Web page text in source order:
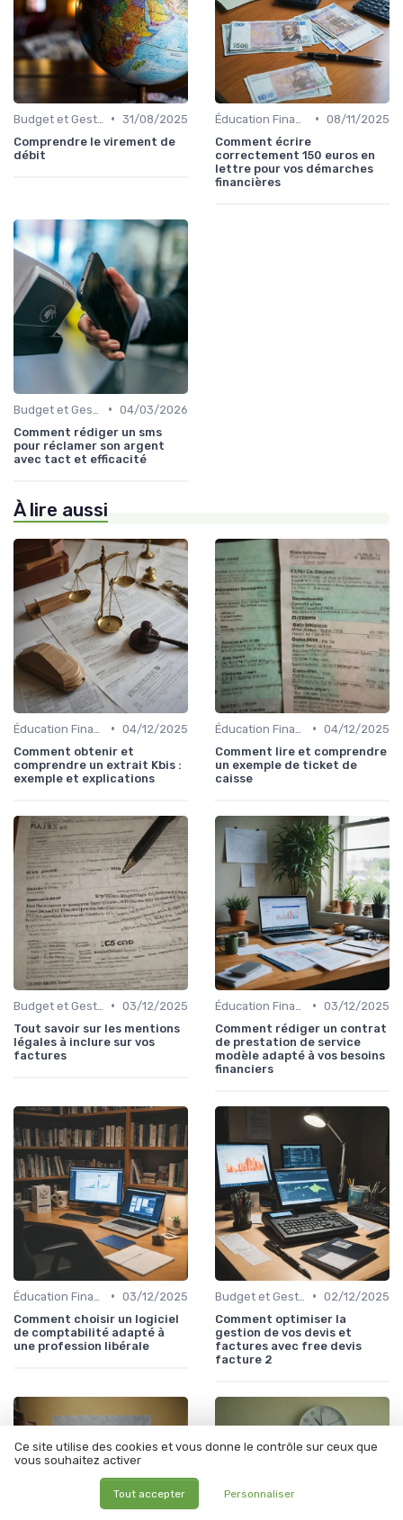
• 31/08/2025
Comprendre le virement de
débit
• 08/11/2025
Comment écrire
correctement 150 euros en
lettre pour vos démarches
financières
• 04/03/2026
Comment rédiger un sms
pour réclamer son argent
avec tact et efficacité
À lire aussi
• 04/12/2025
Comment obtenir et
comprendre un extrait Kbis :
exemple et explications
• 04/12/2025
Comment lire et comprendre
un exemple de ticket de
caisse
• 03/12/2025
Tout savoir sur les mentions
légales à inclure sur vos
factures
• 03/12/2025
Comment rédiger un contrat
de prestation de service
modèle adapté à vos besoins
financiers
• 03/12/2025
Comment choisir un logiciel
de comptabilité adapté à
une profession libérale
• 02/12/2025
Comment optimiser la
gestion de vos devis et
factures avec free devis
facture 2
Ce site utilise des cookies et vous donne le contrôle sur ceux que
vous souhaitez activer
Tout accepter Personnaliser